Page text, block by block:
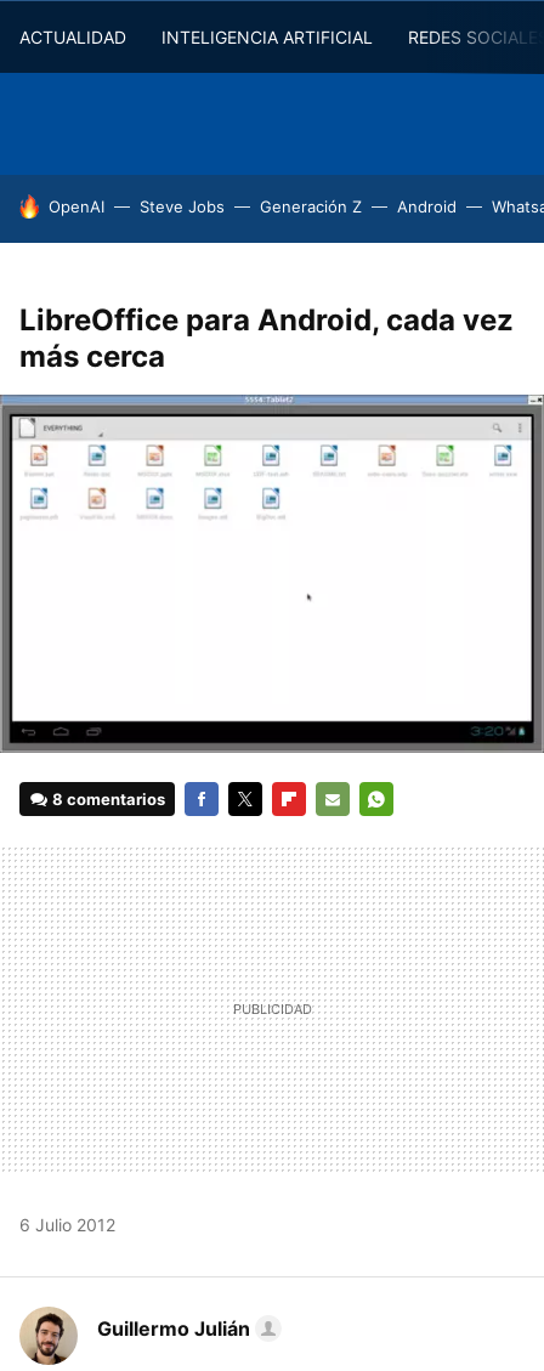
ACTUALIDAD INTELIGENCIA ARTIFICIAL REDES
HOY SE HABLA DE
OpenAI Steve Jobs Generación Z Android
LibreOffice para Android, cada vez
más cerca
8 comentarios
MAIL
6 Julio 2012
Guillermo Julián